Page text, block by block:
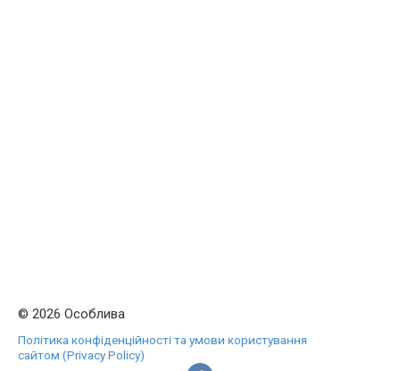
© 2026 Особлива
Політика конфіденційності та умови користування
сайтом (Privacy Policy)